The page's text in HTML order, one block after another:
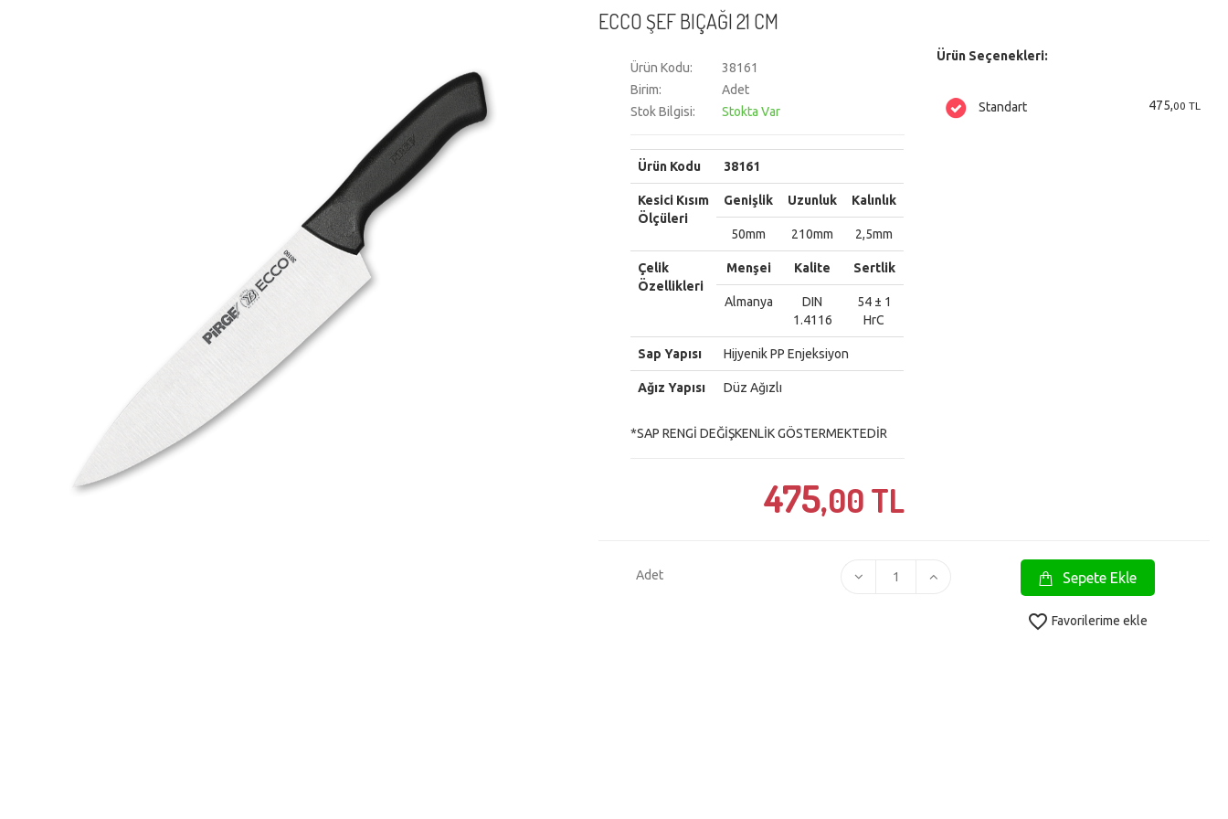
ECCO ŞEF BIÇAĞI 21 CM
Ürün Kodu:
38161
Birim:
Adet
Stok Bilgisi:
Stokta Var
Ürün Kodu 38161
Kesici Kısım
Ölçüleri
Genişlik Uzunluk Kalınlık
50mm 210mm 2,5mm
Çelik
Özellikleri
Menşei Kalite Sertlik
Almanya
DIN
1.4116
54 ± 1
HrC
Sap Yapısı Hijyenik PP Enjeksiyon
Ağız Yapısı Düz Ağızlı
*SAP RENGİ DEĞİŞKENLİK GÖSTERMEKTEDİR
475,00 TL
Ürün Seçenekleri:
Standart 475,00 TL
Adet Sepete Ekle
favorite_border Favorilerime ekle